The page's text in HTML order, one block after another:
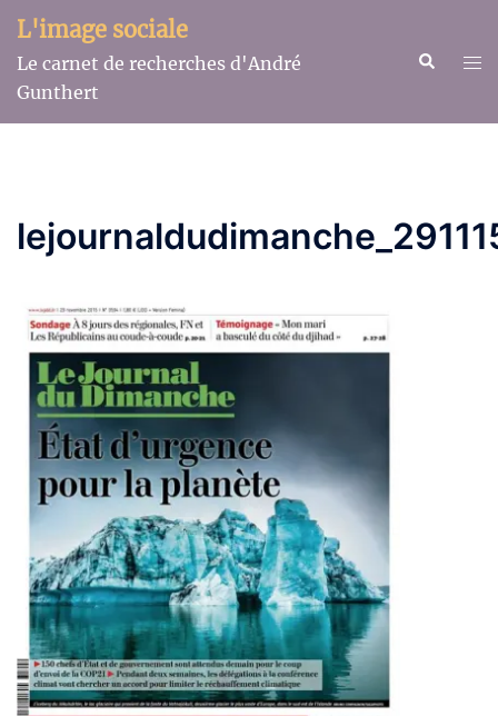
Aller
au
contenu
L'image sociale
Le carnet de recherches d'André
Gunthert